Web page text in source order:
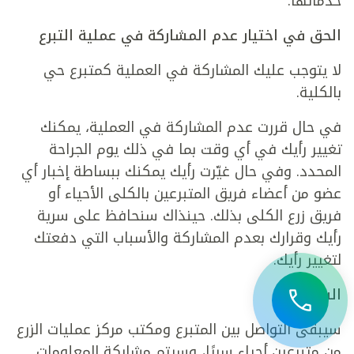
الحق في اختيار عدم المشاركة في عملية التبرع
لا يتوجب عليك المشاركة في العملية كمتبرع حي
بالكلية.
في حال قررت عدم المشاركة في العملية، يمكنك
تغيير رأيك في أي وقت بما في ذلك يوم الجراحة
المحدد. وفي حال غيّرت رأيك يمكنك ببساطة إخبار أي
عضو من أعضاء فريق المتبرعين بالكلى الأحياء أو
فريق زرع الكلى بذلك. حينذاك سنحافظ على سرية
رأيك وقرارك بعدم المشاركة والأسباب التي دفعتك
لتغيير رأيك.
السرية
سيبقى التواصل بين المتبرع ومكتب مركز عمليات الزرع